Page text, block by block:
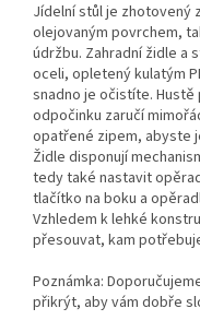
Jídelní stůl je zhotovený
olejovaným povrchem,
údržbu. Zahradní židle a
oceli, opletený kulatým
snadno je očistíte.
odpočinku zaručí
opatřené zipem, abyste
Židle disponují
tedy také nastavit
tlačítko na boku a
Vzhledem k lehké
přesouvat, kam
Poznámka:
přikrýt, aby vám dobře